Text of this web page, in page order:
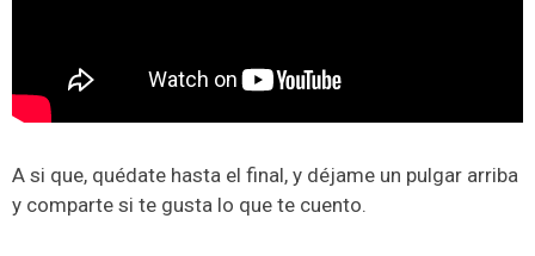
A si que, quédate hasta el final, y déjame un pulgar arriba
y comparte si te gusta lo que te cuento.